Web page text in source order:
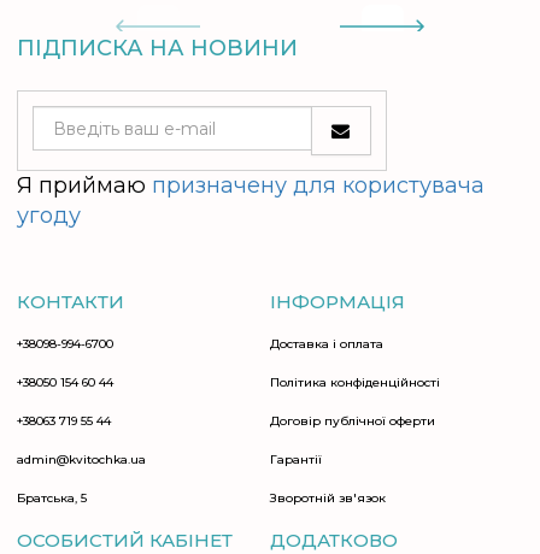
ПІДПИСКА НА НОВИНИ
Я приймаю призначену для користувача
угоду
КОНТАКТИ
+38098-994-6700
+38050 154 60 44
+38063 719 55 44
admin@kvitochka.ua
Братська, 5
ІНФОРМАЦІЯ
Доставка і оплата
Політика конфіденційності
Договір публічної оферти
Гарантії
Зворотній зв'язок
ОСОБИСТИЙ КАБІНЕТ ДОДАТКОВО